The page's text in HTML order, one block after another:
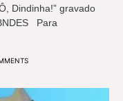
Dindinha!” gravado
Para